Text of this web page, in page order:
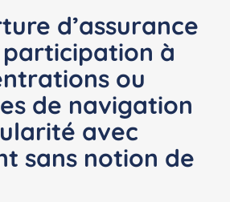
d’assurance
participation à
ou
de navigation
avec
sans notion de